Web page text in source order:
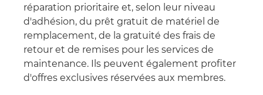
réparation prioritaire et, selon leur niveau
d'adhésion, du prêt gratuit de matériel de
remplacement, de la gratuité des frais de
retour et de remises pour les services de
maintenance. Ils peuvent également profiter
d'offres exclusives réservées aux membres.